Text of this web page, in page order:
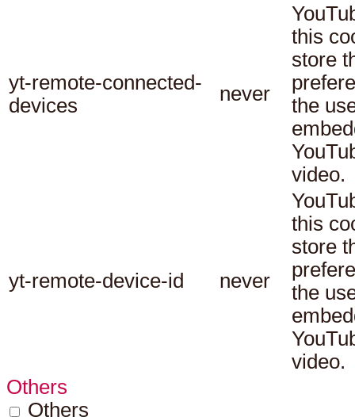
yt-remote-connected-
devices
never
this
store
the
video.
yt-remote-device-id never
this
store
the
video.
Others
Others